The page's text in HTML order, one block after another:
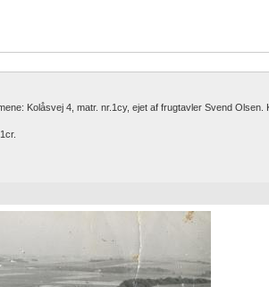
Kolåsvej 4, matr. nr.1cy, ejet af frugtavler Svend Olsen.